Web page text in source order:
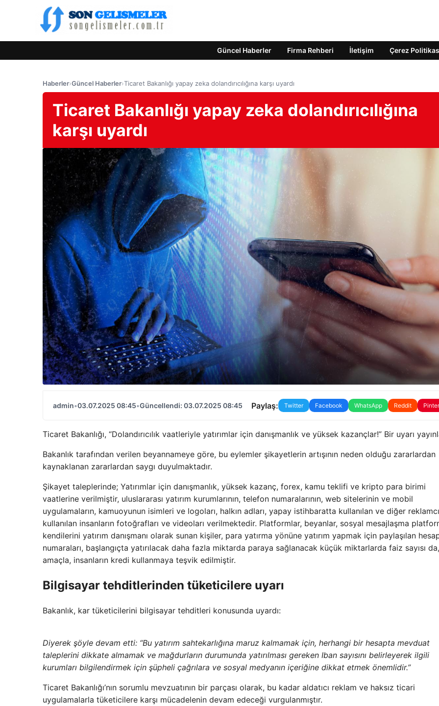
Güncel Haberler Firma Rehberi İletişim Çerez
Haberler›Güncel Haberler›Ticaret Bakanlığı yapay zeka dolandırıcılığına karşı uyardı
Ticaret Bakanlığı yapay zeka dolandırıcılığına
karşı uyardı
admin•03.07.2025 08:45•Güncellendi: 03.07.2025 08:45 Paylaş: Twitter Facebook WhatsApp Reddit
Ticaret Bakanlığı, “Dolandırıcılık vaatleriyle yatırımlar için danışmanlık ve yüksek kazançlar!” Bir uyarı
Bakanlık tarafından verilen beyannameye göre, bu eylemler şikayetlerin artışının neden olduğu zararlardan
kaynaklanan zararlardan saygı duyulmaktadır.
Şikayet taleplerinde; Yatırımlar için danışmanlık, yüksek kazanç, forex, kamu teklifi ve kripto para birimi
vaatlerine verilmiştir, uluslararası yatırım kurumlarının, telefon numaralarının, web sitelerinin ve mobil
uygulamaların, kamuoyunun isimleri ve logoları, halkın adları, yapay istihbaratta kullanılan ve diğer
kullanılan insanların fotoğrafları ve videoları verilmektedir. Platformlar, beyanlar, sosyal mesajlaşma
kendilerini yatırım danışmanı olarak sunan kişiler, para yatırma yönüne yatırım yapmak için paylaşılan
numaraları, başlangıçta yatırılacak daha fazla miktarda paraya sağlanacak küçük miktarlarda faiz sayısı
amaçla, insanların kredi kullanmaya teşvik edilmiştir.
Bilgisayar tehditlerinden tüketicilere uyarı
Bakanlık, kar tüketicilerini bilgisayar tehditleri konusunda uyardı:
Diyerek şöyle devam etti: “Bu yatırım sahtekarlığına maruz kalmamak için, herhangi bir hesapta mevduat
taleplerini dikkate almamak ve mağdurların durumunda yatırılması gereken Iban sayısını belirleyerek ilgili
kurumları bilgilendirmek için şüpheli çağrılara ve sosyal medyanın içeriğine dikkat etmek önemlidir.”
Ticaret Bakanlığı’nın sorumlu mevzuatının bir parçası olarak, bu kadar aldatıcı reklam ve haksız ticari
uygulamalarla tüketicilere karşı mücadelenin devam edeceği vurgulanmıştır.